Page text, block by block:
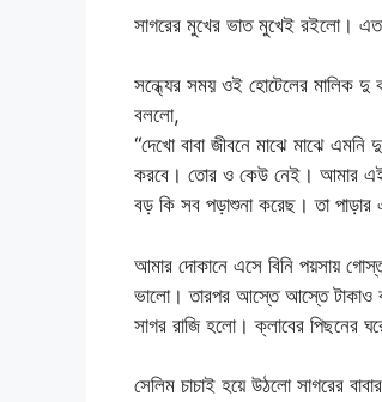
সাগরের মুখের ভাত মুখেই রইলো।
সন্ধ্যের সময় ওই হোটেলের মালিক দু
বললো,
“দেখো বাবা জীবনে মাঝে মাঝে
করবে। তোর ও কেউ নেই। আমার এই
বড় কি সব পড়াশুনা করেছ। তা
আমার দোকানে এসে বিনি পয়সায়
ভালো। তারপর আস্তে আস্তে টাকাও
সাগর রাজি হলো। ক্লাবের পিছনের
সেলিম চাচাই হয়ে উঠলো সাগরের